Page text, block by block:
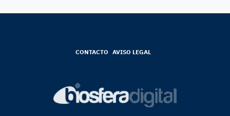
CONTACTO AVISO LEGAL